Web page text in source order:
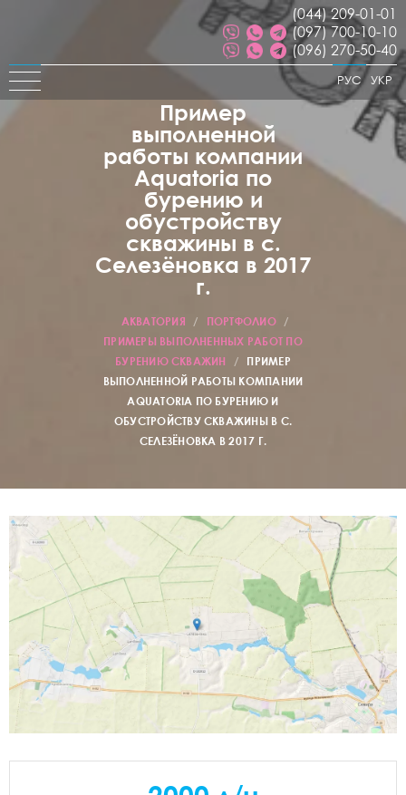
(044) 209-01-01
(097) 700-10-10
(096) 270-50-40
УКР
РУС
Пример
выполненной
работы компании
Aquatoria по
бурению и
обустройству
скважины в с.
Селезёновка в 2017
г.
АКВАТОРИЯ / ПОРТФОЛИО
/
ПРИМЕРЫ ВЫПОЛНЕННЫХ РАБОТ ПО
БУРЕНИЮ СКВАЖИН
/
ПРИМЕР
ВЫПОЛНЕННОЙ РАБОТЫ КОМПАНИИ
AQUATORIA ПО БУРЕНИЮ И
ОБУСТРОЙСТВУ СКВАЖИНЫ В С.
СЕЛЕЗЁНОВКА В 2017 Г.